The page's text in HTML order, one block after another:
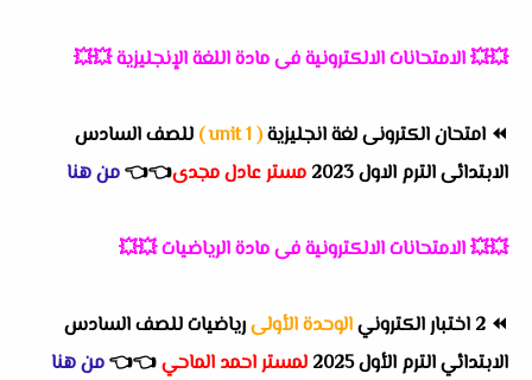
💥💥الامتحانات الالكترونية فى مادة اللغة الإنجليزية💥💥
⏪ امتحان الكترونى لغة انجليزية( unit 1 )
للصف السادس
الابتدائى الترم الاول 2023
مستر عادل مجدى👈
👈من هنا
💥💥الامتحانات الالكترونية فى مادة الرياضيات💥💥
⏪ 2 اختبار الكتروني الوحدة الأولىرياضيات للصف السادس
الابتدائي الترم الأول 2025
لمستر احمد الماحي👈
👈من هنا